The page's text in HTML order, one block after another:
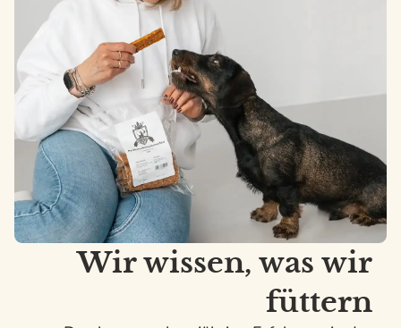
Wir wissen, was wir
füttern